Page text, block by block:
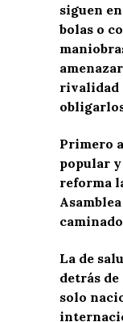
siguen
bolas o
rivalidad
Primero
popular
reforma
La de
detrás
solo